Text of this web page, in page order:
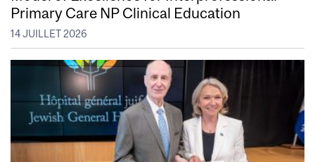
Primary Care NP Clinical Education
14 JUILLET 2026